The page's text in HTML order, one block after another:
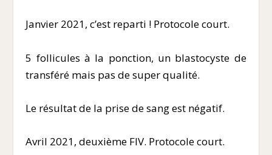
Janvier 2021, c’est reparti ! Protocole court.
5 follicules à la ponction, un blastocyste de
transféré mais pas de super qualité.
Le résultat de la prise de sang est négatif.
Avril 2021, deuxième FIV. Protocole court.